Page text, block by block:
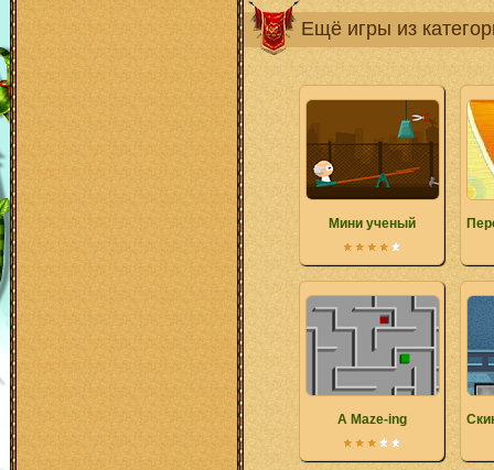
Ещё игры из
Мини ученый
A Maze-ing